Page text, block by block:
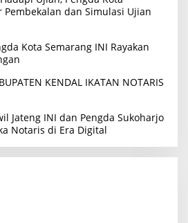
Pembekalan dan Simulasi Ujian
Kota Semarang INI Rayakan
KENDAL IKATAN NOTARIS
Jateng INI dan Pengda Sukoharjo
Notaris di Era Digital